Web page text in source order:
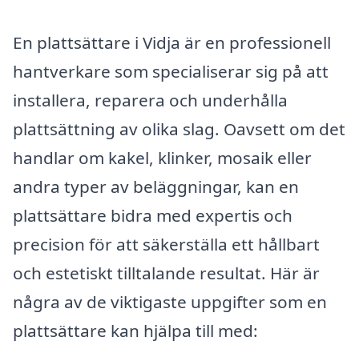
En plattsättare i Vidja är en professionell
hantverkare som specialiserar sig på att
installera, reparera och underhålla
plattsättning av olika slag. Oavsett om det
handlar om kakel, klinker, mosaik eller
andra typer av beläggningar, kan en
plattsättare bidra med expertis och
precision för att säkerställa ett hållbart
och estetiskt tilltalande resultat. Här är
några av de viktigaste uppgifter som en
plattsättare kan hjälpa till med: